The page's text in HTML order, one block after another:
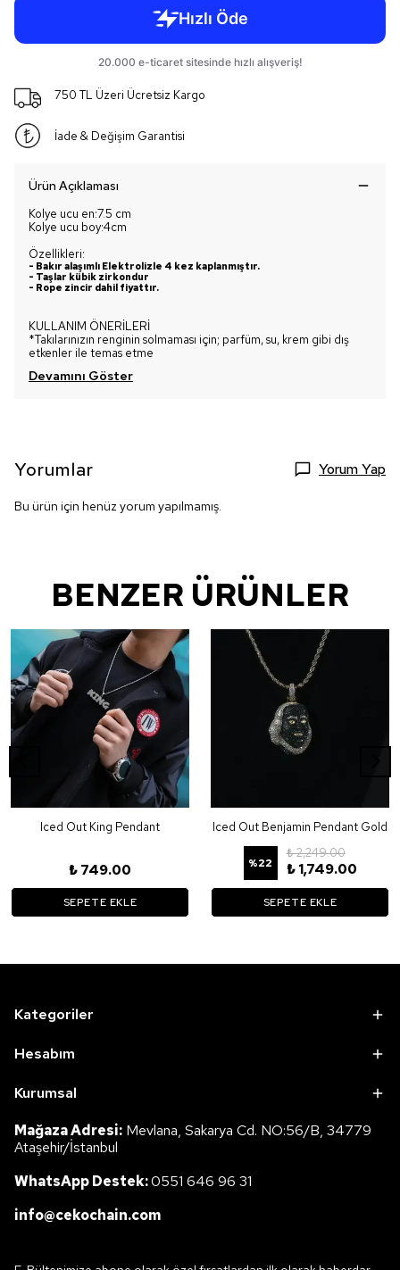
750 TL Üzeri Ücretsiz Kargo
İade & Değişim Garantisi
Ürün Açıklaması
Kolye ucu en:7.5 cm
Kolye ucu boy:4cm
Özellikleri:
- Bakır alaşımlı Elektrolizle 4 kez kaplanmıştır.
- Taşlar kübik zirkondur
- Rope zincir dahil fiyattır.
KULLANIM ÖNERİLERİ
*Takılarınızın renginin solmaması için; parfüm, su, krem gibi dış
etkenler ile temas etme
Devamını Göster
Yorumlar Yorum Yap
Bu ürün için henüz yorum yapılmamış.
BENZER ÜRÜNLER
Iced Out King Pendant
₺ 749.00
SEPETE EKLE
Iced Out Benjamin Pendant Gold
%22
₺ 2,249.00
₺ 1,749.00
SEPETE EKLE
Kategoriler
Hesabım
Kurumsal
Mağaza Adresi: Mevlana, Sakarya Cd. NO:56/B, 34779
Ataşehir/İstanbul
WhatsApp Destek:0551 646 96 31
info@cekochain.com